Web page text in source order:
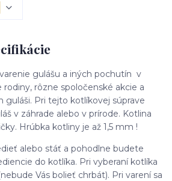
gulášu a iných pochutín v
rodiny, rôzne spoločenské akcie a
guláši. Pri tejto kotlíkovej súprave
v záhrade alebo v prírode. Kotlina
Hrúbka kotliny je až 1,5 mm !
alebo stáť a pohodlne budete
do kotlíka. Pri vyberaní kotlíka
Vás bolieť chrbát). Pri varení sa